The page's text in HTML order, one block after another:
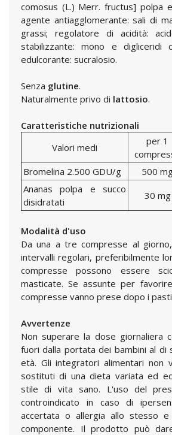
comosus (L.) Merr. fructus] polpa
agente antiagglomerante: sali di
grassi; regolatore di acidità:
stabilizzante: mono e digliceridi
edulcorante: sucralosio.
Senza glutine.
Naturalmente privo di lattosio.
Caratteristiche nutrizionali
Valori medi
per 1
Bromelina 2.500 GDU/g
500
Ananas polpa e succo
disidratati
30 mg
Modalità d'uso
Da una a tre compresse al
intervalli regolari, preferibilmente
compresse possono essere
masticate. Se assunte per
compresse vanno prese dopo i
Avvertenze
Non superare la dose giornaliera
fuori dalla portata dei bambini al di
età. Gli integratori alimentari non
sostituti di una dieta variata ed
stile di vita sano. L'uso del
controindicato in caso di
accertata o allergia allo stesso e
componente. Il prodotto può